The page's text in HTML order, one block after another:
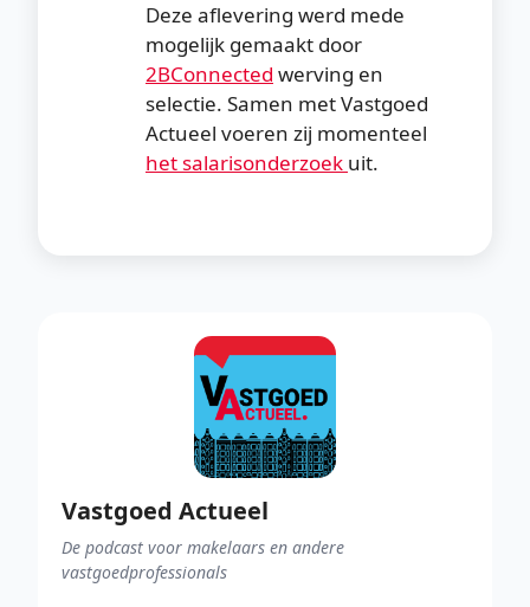
Deze aflevering werd mede
mogelijk gemaakt door
⁠2BConnected⁠ werving en
selectie. Samen met Vastgoed
Actueel voeren zij momenteel
⁠het salarisonderzoek ⁠ uit.
Vastgoed Actueel
De podcast voor makelaars en andere
vastgoedprofessionals